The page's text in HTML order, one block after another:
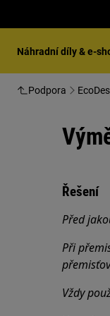
Náhradní díly & e-
Podpora
Řešení
Před
Při
Vždy